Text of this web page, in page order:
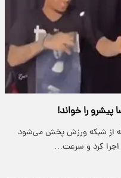
را خواند!
در برنامه «۶۰ ثانیه» که از شبکه ورزش پخش می‌شود
اجرا کرد و سرعت…